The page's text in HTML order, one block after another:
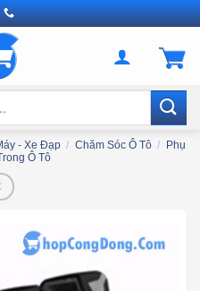
- Xe Đạp / Chăm Sóc Ô Tô /
Phụ
Ô Tô